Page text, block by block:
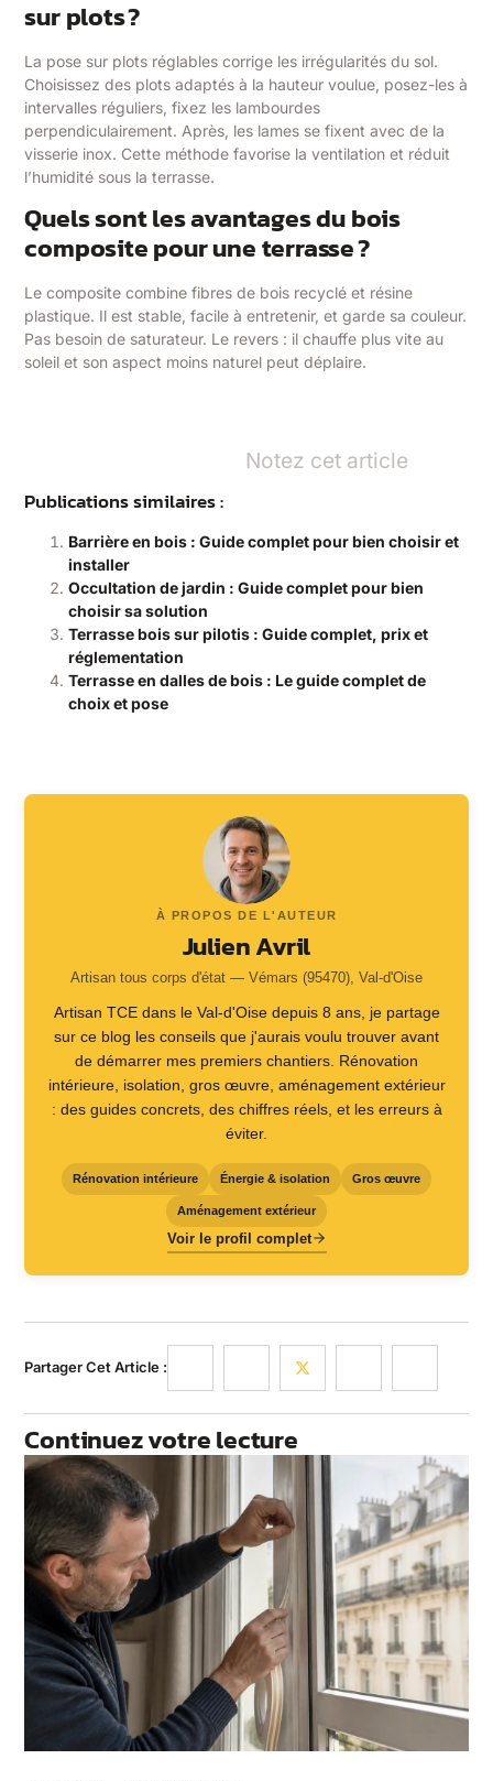
sur plots ?
La pose sur plots réglables corrige les irrégularités du sol.
Choisissez des plots adaptés à la hauteur voulue, posez-les à
intervalles réguliers, fixez les lambourdes
perpendiculairement. Après, les lames se fixent avec de la
visserie inox. Cette méthode favorise la ventilation et réduit
l’humidité sous la terrasse.
Quels sont les avantages du bois
composite pour une terrasse ?
Le composite combine fibres de bois recyclé et résine
plastique. Il est stable, facile à entretenir, et garde sa couleur.
Pas besoin de saturateur. Le revers : il chauffe plus vite au
soleil et son aspect moins naturel peut déplaire.
Notez cet article
Publications similaires :
Barrière en bois : Guide complet pour bien choisir et
installer
Occultation de jardin : Guide complet pour bien
choisir sa solution
Terrasse bois sur pilotis : Guide complet, prix et
réglementation
Terrasse en dalles de bois : Le guide complet de
choix et pose
À PROPOS DE L'AUTEUR
Julien Avril
Artisan tous corps d'état — Vémars (95470), Val-d'Oise
Artisan TCE dans le Val-d'Oise depuis 8 ans, je partage
sur ce blog les conseils que j'aurais voulu trouver avant
de démarrer mes premiers chantiers. Rénovation
intérieure, isolation, gros œuvre, aménagement extérieur
: des guides concrets, des chiffres réels, et les erreurs à
éviter.
Rénovation intérieure Énergie & isolation Gros œuvre
Aménagement extérieur
Voir le profil complet
Partager Cet Article :
Continuez votre lecture